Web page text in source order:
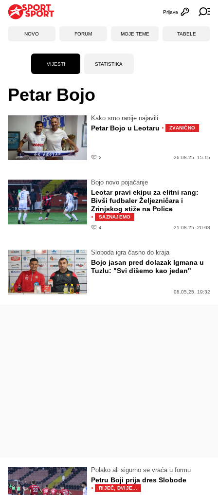
Otvori
Prijava
NOVO FORUM MOJE TEME TABELE
VIJESTI STATISTIKA
Petar Bojo
Kako smo ranije najavili
Petar Bojo u Leotaru · ZVANIČNO
2 26.08.25. 15:15
Bojo novo pojačanje
Leotar pravi ekipu za elitni rang:
Bivši fudbaler Željezničara i
Zrinjskog stiže na Police
·
SAZNAJEMO
4
21.08.25. 20:08
Sloboda igra časno do kraja
Bojo jasan pred dolazak Igmana u
Tuzlu: "Svi dišemo kao jedan"
08.05.25. 19:32
Polako ali sigurno se vraća u formu
Petru Boji prija dres Slobode
· RIJEČ, DVIJE...